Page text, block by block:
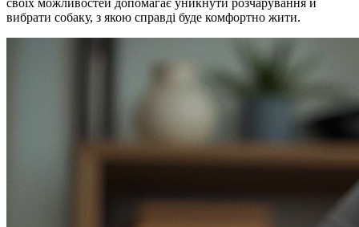
вибрати собаку, з якою справді буде комфортно жити.